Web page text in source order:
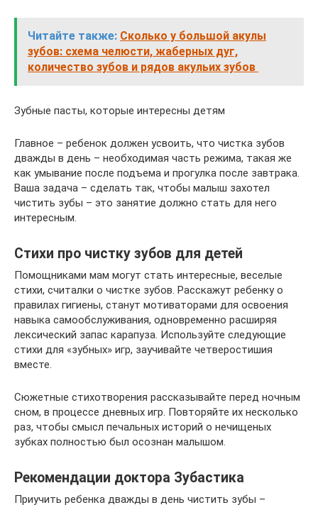
Читайте также: Сколько у большой акулы
зубов: схема челюсти, жаберных дуг,
количество зубов и рядов акульих зубов
Зубные пасты, которые интересны детям
Главное – ребенок должен усвоить, что чистка зубов
дважды в день – необходимая часть режима, такая же
как умывание после подъема и прогулка после завтрака.
Ваша задача – сделать так, чтобы малыш захотел
чистить зубы – это занятие должно стать для него
интересным.
Стихи про чистку зубов для детей
Помощниками мам могут стать интересные, веселые
стихи, считалки о чистке зубов. Расскажут ребенку о
правилах гигиены, станут мотиваторами для освоения
навыка самообслуживания, одновременно расширяя
лексический запас карапуза. Используйте следующие
стихи для «зубных» игр, заучивайте четверостишия
вместе.
Сюжетные стихотворения рассказывайте перед ночным
сном, в процессе дневных игр. Повторяйте их несколько
раз, чтобы смысл печальных историй о нечищеных
зубках полностью был осознан малышом.
Рекомендации доктора Зубастика
Приучить ребенка дважды в день чистить зубы –